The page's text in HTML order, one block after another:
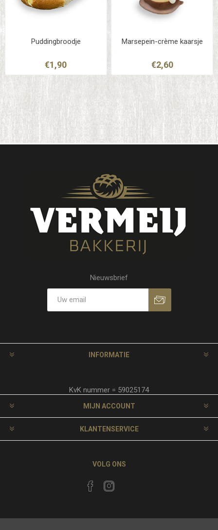
Puddingbroodje
€1,90
Marsepein-crème kaarsje
€2,60
Nieuwsbrief
INFORMATIE
KvK nummer = 59025174
MIJN ACCOUNT
KLANTENSERVICE
VOLG ONS